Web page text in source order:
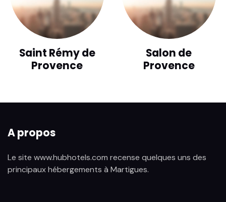
Saint Rémy de
Provence
Salon de
Provence
A propos
Le site www.hubhotels.com recense quelques uns des
principaux hébergements à Martigues.